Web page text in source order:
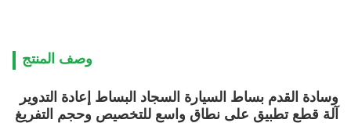
وصف المنتج
وسادة القدم بساط السيارة السجاد البساط إعادة التدوير
آلة قطع تطبيق على نطاق واسع للتخصيص وحجم التفريغ